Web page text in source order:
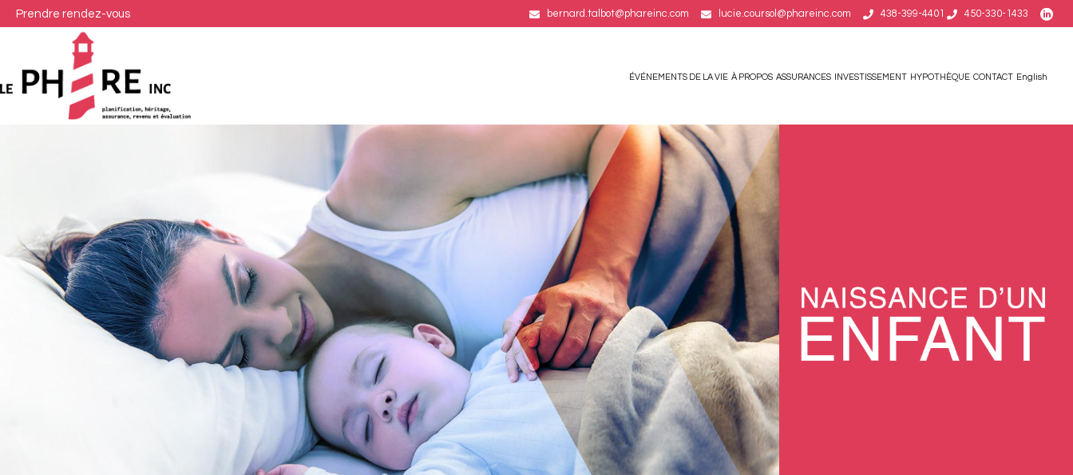
Prendre rendez-vous 438-399-4401 450-330-1433
lucie.coursol@phareinc.com
bernard.talbot@phareinc.com
ÉVÉNEMENTS DE LA VIE À PROPOS ASSURANCES INVESTISSEMENT HYPOTHÈQUE CONTACT English